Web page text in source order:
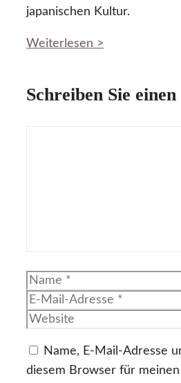
japanischen Kultur.
Weiterlesen >
Schreiben Sie
Name
Name, E-Mail-Adresse
diesem Browser für